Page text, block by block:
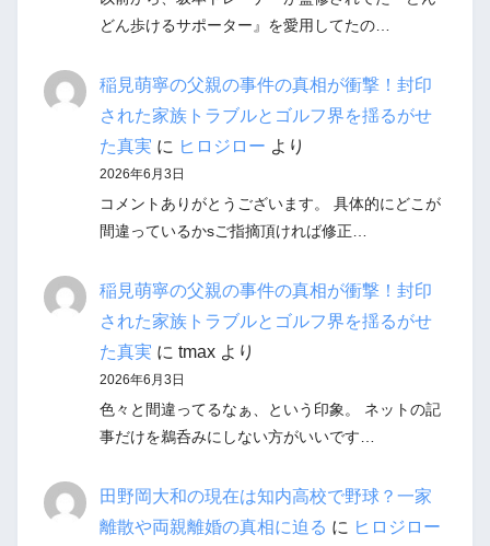
どん歩けるサポーター』を愛用してたの…
稲見萌寧の父親の事件の真相が衝撃！封印
された家族トラブルとゴルフ界を揺るがせ
た真実 に ヒロジロー より
2026年6月3日
コメントありがとうございます。 具体的にどこが
間違っているかsご指摘頂ければ修正…
稲見萌寧の父親の事件の真相が衝撃！封印
された家族トラブルとゴルフ界を揺るがせ
た真実 に tmaxより
2026年6月3日
色々と間違ってるなぁ、という印象。 ネットの記
事だけを鵜呑みにしない方がいいです…
田野岡大和の現在は知内高校で野球？一家
離散や両親離婚の真相に迫る に ヒロジロー